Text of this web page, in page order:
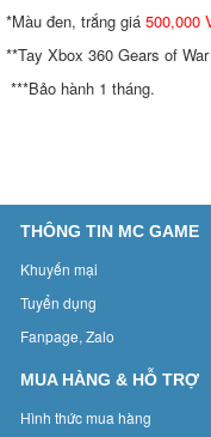
*Màu đen, trắng giá 500,000
**Tay Xbox 360 Gears of
***Bảo hành 1 tháng.
THÔNG TIN MC GAME
Khuyến mại
Tuyển dụng
Fanpage, Zalo
MUA HÀNG & HỖ TRỢ
Hình thức mua hàng